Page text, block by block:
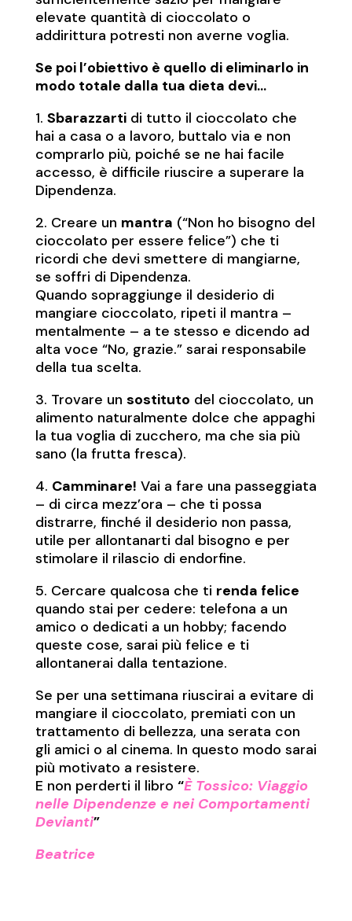
elevate quantità di cioccolato o
addirittura potresti non averne voglia.
Se poi l’obiettivo è quello di eliminarlo in
modo totale dalla tua dieta devi…
1. Sbarazzartidi tutto il cioccolato che
hai a casa o a lavoro, buttalo via e non
comprarlo più, poiché se ne hai facile
accesso, è difficile riuscire a superare la
Dipendenza.
2. Creare un mantra (“Non ho bisogno del
cioccolato per essere felice”) che ti
ricordi che devi smettere di mangiarne,
se soffri di Dipendenza.
Quando sopraggiunge il desiderio di
mangiare cioccolato, ripeti il mantra –
mentalmente – a te stesso e dicendo ad
alta voce “No, grazie.” sarai responsabile
della tua scelta.
3. Trovare un sostituto del cioccolato, un
alimento naturalmente dolce che appaghi
la tua voglia di zucchero, ma che sia più
sano (la frutta fresca).
4. Camminare! Vai a fare una passeggiata
– di circa mezz’ora – che ti possa
distrarre, finché il desiderio non passa,
utile per allontanarti dal bisogno e per
stimolare il rilascio di endorfine.
5. Cercare qualcosa che ti renda felice
quando stai per cedere: telefona a un
amico o dedicati a un hobby; facendo
queste cose, sarai più felice e ti
allontanerai dalla tentazione.
Se per una settimana riuscirai a evitare di
mangiare il cioccolato, premiati con un
trattamento di bellezza, una serata con
gli amici o al cinema. In questo modo sarai
più motivato a resistere.
E non perderti il libro “È Tossico: Viaggio
nelle Dipendenze e nei Comportamenti
Devianti”
Beatrice